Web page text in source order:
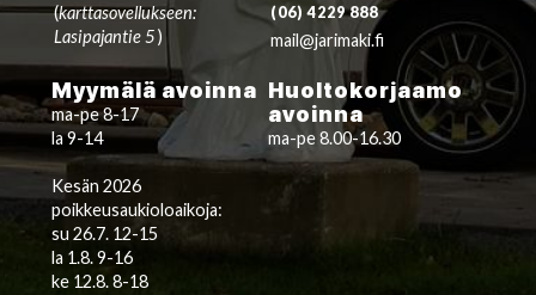
(karttasovellukseen:
Lasipajantie 5)
(06) 4229 888
mail@jarimaki.fi
Myymälä avoinna
ma-pe 8-17
la 9-14
Kesän 2026
poikkeusaukioloaikoja:
su 26.7. 12-15
la 1.8. 9-16
ke 12.8. 8-18
Huoltokorjaamo
avoinna
ma-pe 8.00-16.30